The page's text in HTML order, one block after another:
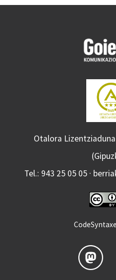
Otalora
Tel.: 943 25 05 05 ·